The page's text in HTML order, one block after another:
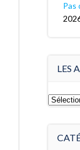
Pas
LES
Les